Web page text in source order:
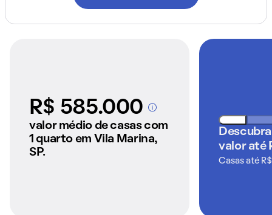
R$ 585.000A partir dos imóveis
anunciados pelo
valor médio de casas com
1 quarto em Vila Marina,
SP.
valor até
Casas até